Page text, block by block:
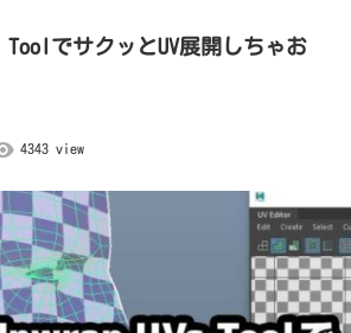
ToolでサクッとUV展開しちゃお
4343 view